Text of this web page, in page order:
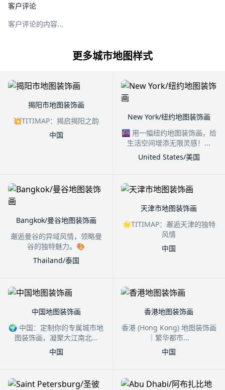
客户评论
客户评论的内容...
更多城市地图样式
揭阳市地图装饰画
💥TITIMAP：揭启揭阳之韵
中国
New York/纽约地图装饰画
🌆 用一幅纽约地图装饰画，给
生活空间增添无限灵感！...
United States/美国
Bangkok/曼谷地图装饰画
邂逅曼谷的异域风情，领略曼
谷的独特魅力。🎨
Thailand/泰国
天津市地图装饰画
🌟TITIMAP：邂逅天津的独特
风情
中国
中国地图装饰画
🌍 中国：定制你的专属城市地
图装饰画，凝聚大江南北...
中国
香港地图装饰画
香港 (Hong Kong) 地图装饰画
｜繁华都市...
中国